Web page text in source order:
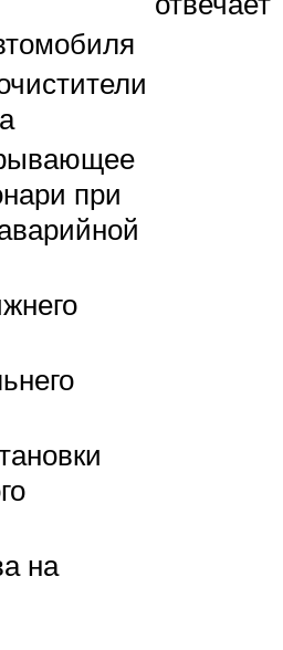
при
на